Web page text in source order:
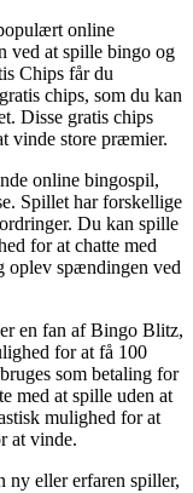
online
ved at spille bingo og
Chips får du
chips, som du kan
Disse gratis chips
vinde store præmier.
online bingospil,
Spillet har forskellige
Du kan spille
for at chatte med
oplev spændingen ved
en fan af Bingo Blitz,
for at få 100
som betaling for
med at spille uden at
mulighed for at
at vinde.
ny eller erfaren spiller,